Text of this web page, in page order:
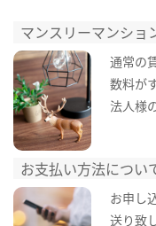
マンスリーマンショ
通常の
数料が
法人様
お支払い方法につい
お申し
送り致